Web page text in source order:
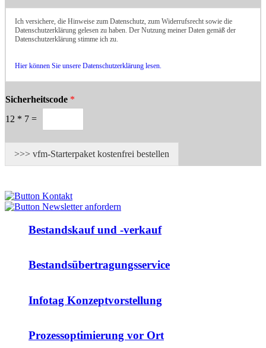
Ich versichere, die Hinweise zum Datenschutz, zum Widerrufsrecht sowie die
Datenschutzerklärung gelesen zu haben. Der Nutzung meiner Daten gemäß der
Datenschutzerklärung stimme ich zu.
Hier können Sie unsere Datenschutzerklärung lesen.
Sicherheitscode *
12 * 7 =
>>> vfm-Starterpaket kostenfrei bestellen
Bestandskauf und -verkauf
Bestandsübertragungsservice
Infotag Konzeptvorstellung
Prozessoptimierung vor Ort